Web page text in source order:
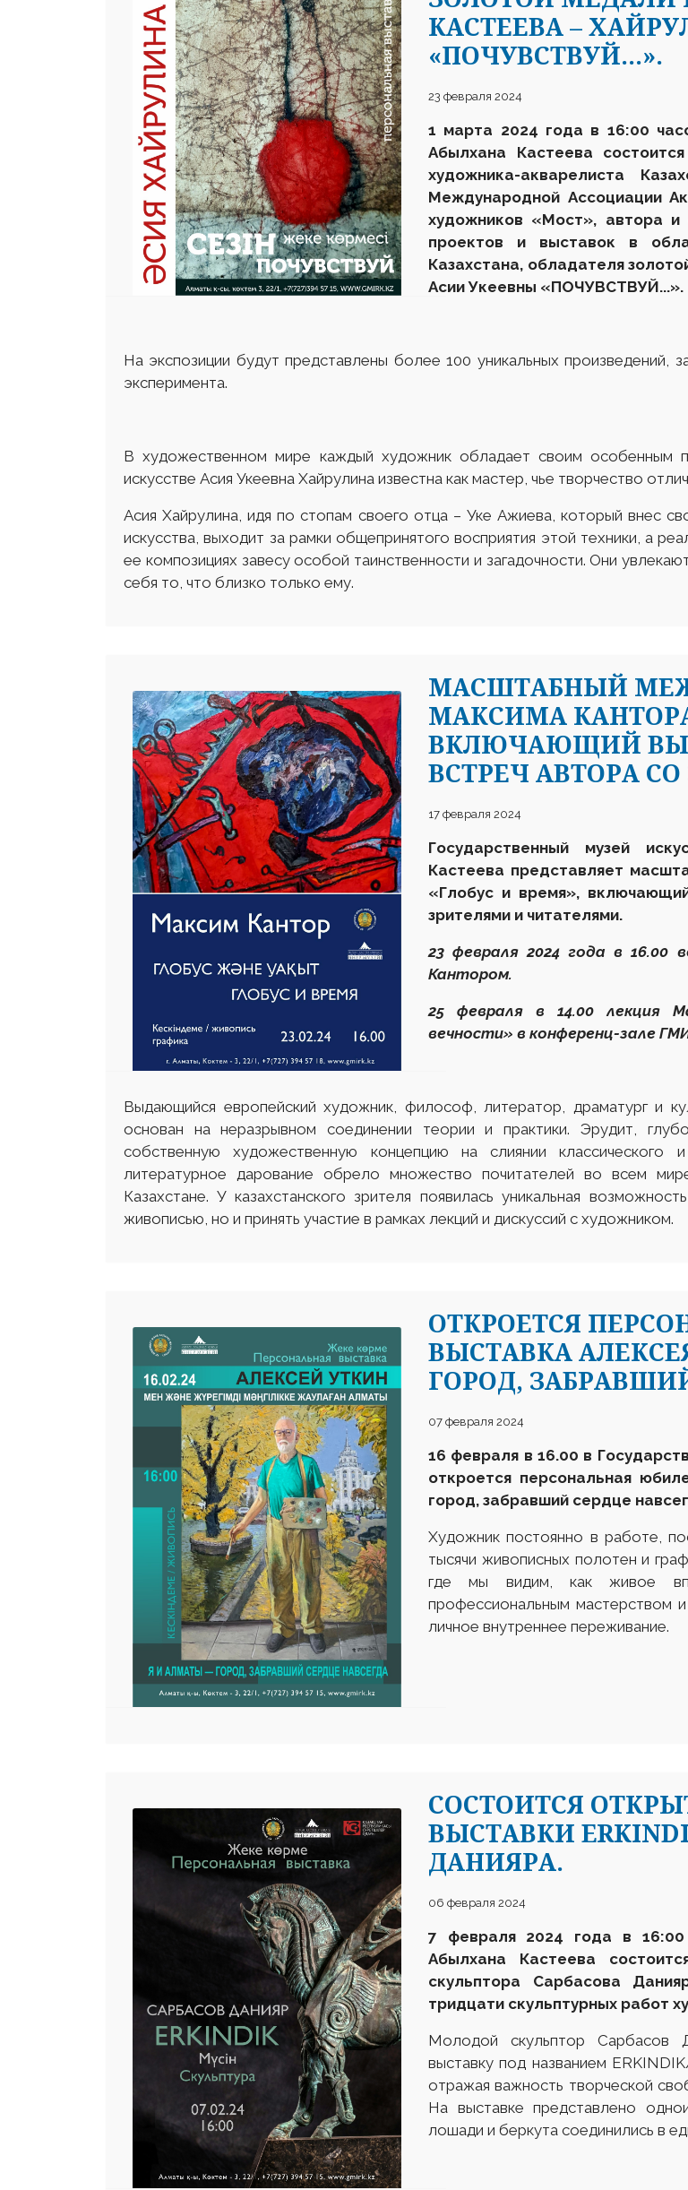
КАСТЕЕВА –
«ПОЧУВСТВУЙ...».
23 февраля 2024
1 марта 2024 года в 16:00
Абылхана Кастеева
художника-акварелиста
Международной Ассоциации
художников «Мост», автора и
проектов и выставок в
Казахстана, обладателя
Асии Укеевны «ПОЧУВСТВУЙ...».
На экспозиции будут представлены более 100 уникальных
эксперимента.
В художественном мире каждый художник обладает своим особенным
искусстве Асия Укеевна Хайрулина известна как мастер, чье творчество
Асия Хайрулина, идя по стопам своего отца – Уке Ажиева, который внес
искусства, выходит за рамки общепринятого восприятия этой техники, а
ее композициях завесу особой таинственности и загадочности. Они
себя то, что близко только ему.
МАСШТАБНЫЙ
МАКСИМА
ВКЛЮЧАЮЩИЙ
ВСТРЕЧ АВТОРА
17 февраля 2024
Государственный музей
Кастеева представляет
«Глобус и время»,
зрителями и читателями.
23 февраля 2024 года в 16.00
Кантором.
25 февраля в 14.00 лекция
вечности» в конференц-зале
Выдающийся европейский художник, философ, литератор, драматург и
основан на неразрывном соединении теории и практики. Эрудит,
собственную художественную концепцию на слиянии классического
литературное дарование обрело множество почитателей во всем
Казахстане. У казахстанского зрителя появилась уникальная
живописью, но и принять участие в рамках лекций и дискуссий с художником.
ОТКРОЕТСЯ
ВЫСТАВКА
ГОРОД,
07 февраля 2024
16 февраля в 16.00 в
откроется персональная
город, забравший сердце
Художник постоянно в работе,
тысячи живописных полотен и
где мы видим, как живое
профессиональным мастерством
личное внутреннее переживание.
СОСТОИТСЯ
ВЫСТАВКИ
ДАНИЯРА.
06 февраля 2024
7 февраля 2024 года в 16:00
Абылхана Кастеева
скульптора Сарбасова
тридцати скульптурных работ
Молодой скульптор Сарбасов
выставку под названием
отражая важность творческой
На выставке представлено
лошади и беркута соединились в